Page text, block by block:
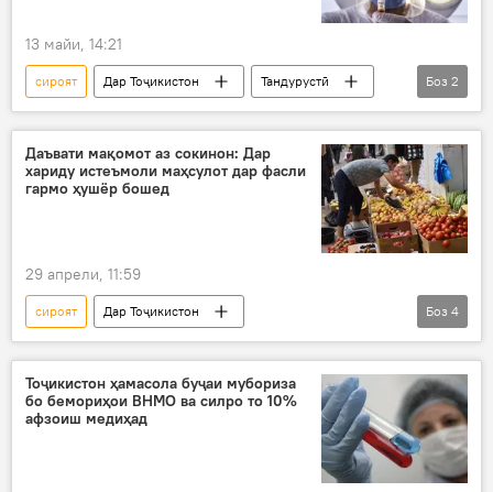
13 майи, 14:21
сироят Дар Тоҷикистон
Тандурустӣ
вируси нав
Вазорати тандурустӣ
Боз 2
Даъвати мақомот аз сокинон: Дар
хариду истеъмоли маҳсулот дар фасли
гармо ҳушёр бошед
29 апрели, 11:59
сироят
Дар Тоҷикистон
маҳсулоти пастсифат
ғизо
ҳавои гарм
Боз 4
Тоҷикистон ҳамасола буҷаи мубориза
бо бемориҳои ВНМО ва силро то 10%
афзоиш медиҳад